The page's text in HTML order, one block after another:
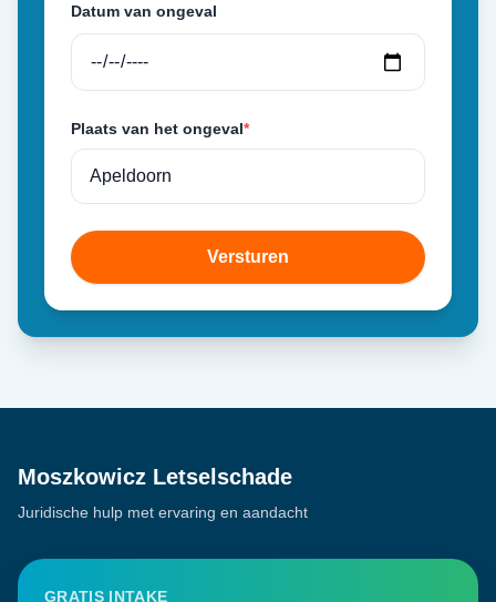
Datum van ongeval
Plaats van het ongeval*
Versturen
Moszkowicz Letselschade
Juridische hulp met ervaring en aandacht
GRATIS INTAKE